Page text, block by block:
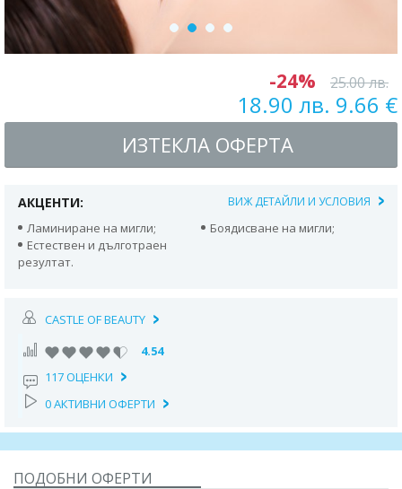
-24% 25.00 лв.
18.90 лв. 9.66 €
ИЗТЕКЛА ОФЕРТА
АКЦЕНТИ: ВИЖ ДЕТАЙЛИ И УСЛОВИЯ
Ламиниране на мигли;
Боядисване на мигли;
Естествен и дълготраен
резултат.
CASTLE OF BEAUTY
4.54
117 ОЦЕНКИ
0 АКТИВНИ ОФЕРТИ
ПОДОБНИ ОФЕРТИ